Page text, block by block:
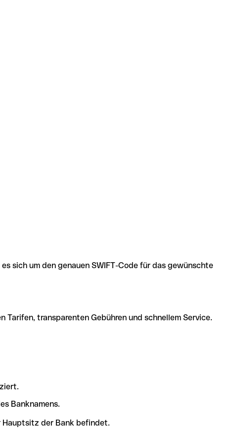
sich um den genauen SWIFT-Code für das gewünschte
transparenten Gebühren und schnellem Service.
Banknamens.
Hauptsitz der Bank befindet.